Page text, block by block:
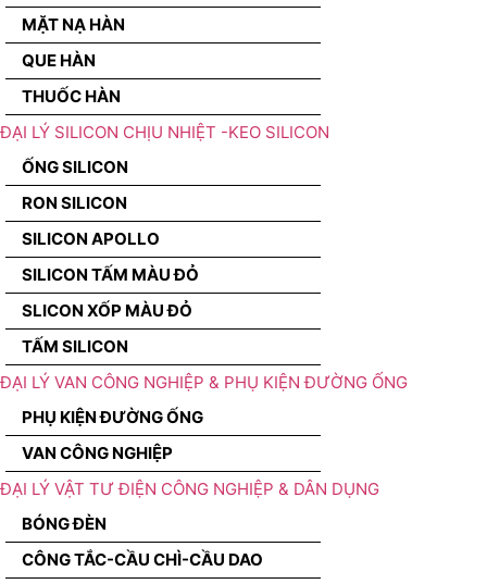
MẶT NẠ HÀN
QUE HÀN
THUỐC HÀN
ĐẠI LÝ SILICON CHỊU NHIỆT -KEO SILICON
ỐNG SILICON
RON SILICON
SILICON APOLLO
SILICON TẤM MÀU ĐỎ
SLICON XỐP MÀU ĐỎ
TẤM SILICON
ĐẠI LÝ VAN CÔNG NGHIỆP & PHỤ KIỆN ĐƯỜNG ỐNG
PHỤ KIỆN ĐƯỜNG ỐNG
VAN CÔNG NGHIỆP
ĐẠI LÝ VẬT TƯ ĐIỆN CÔNG NGHIỆP & DÂN DỤNG
BÓNG ĐÈN
CÔNG TẮC-CẦU CHÌ-CẦU DAO